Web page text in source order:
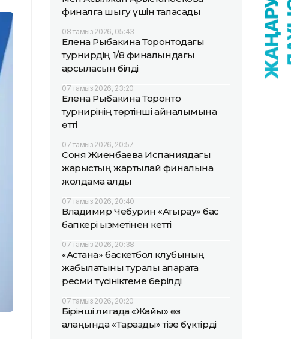
финалға шығу үшін таласады
08 тамыз 2026, 05:43
Елена Рыбакина Торонтодағы
турнирдің 1/8 финалындағы
қарсыласын білді
07 тамыз 2026, 23:20
Елена Рыбакина Торонто
турнирінің төртінші айналымына
өтті
07 тамыз 2026, 20:57
Соня Жиенбаева Испаниядағы
жарыстың жартылай финалына
жолдама алды
07 тамыз 2026, 20:40
Владимир Чебурин «Атырау» бас
бапкері қызметінен кетті
07 тамыз 2026, 20:38
«Астана» баскетбол клубының
жабылатыны туралы ақпаратқа
ресми түсініктеме берілді
07 тамыз 2026, 20:20
Бірінші лигада «Жайық» өз
алаңында «Таразды» тізе бүктірді